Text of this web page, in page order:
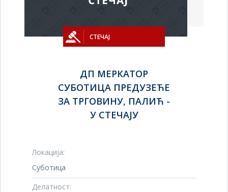
СТЕЧАЈ
ДП МЕРКАТОР
СУБОТИЦА ПРЕДУЗЕЋЕ
ЗА ТРГОВИНУ, ПАЛИЋ -
У СТЕЧАЈУ
Локација:
Суботица
Делатност: